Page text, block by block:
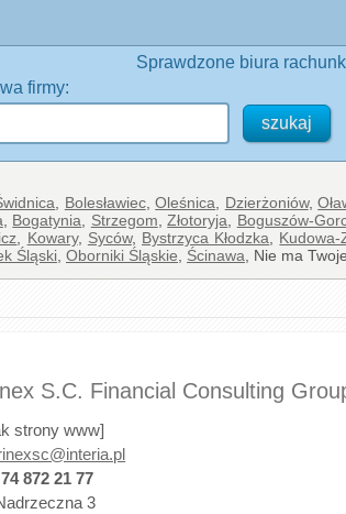
Sprawdzone biura
firmy:
Bolesławiec,Oleśnica Dzierżoniów,
Bogatynia Strzegom ,Złotoryja Boguszów-
Kowary, Syców, Bystrzyca Kłodzka Kudowa-
Śląski Oborniki Śląskie Ścinawa , Nie ma
S.C. Financial Consulting
strony www]
872 21 77
3